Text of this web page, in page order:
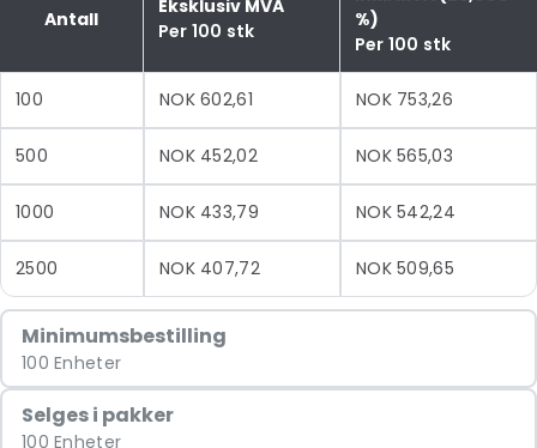
Antall
Eksklusiv MVA
Per 100 stk
%)
Per 100 stk
100 NOK 602,61 NOK 753,26
500 NOK 452,02 NOK 565,03
1000 NOK 433,79 NOK 542,24
2500 NOK 407,72 NOK 509,65
Minimumsbestilling
100 Enheter
Selges i pakker
100 Enheter